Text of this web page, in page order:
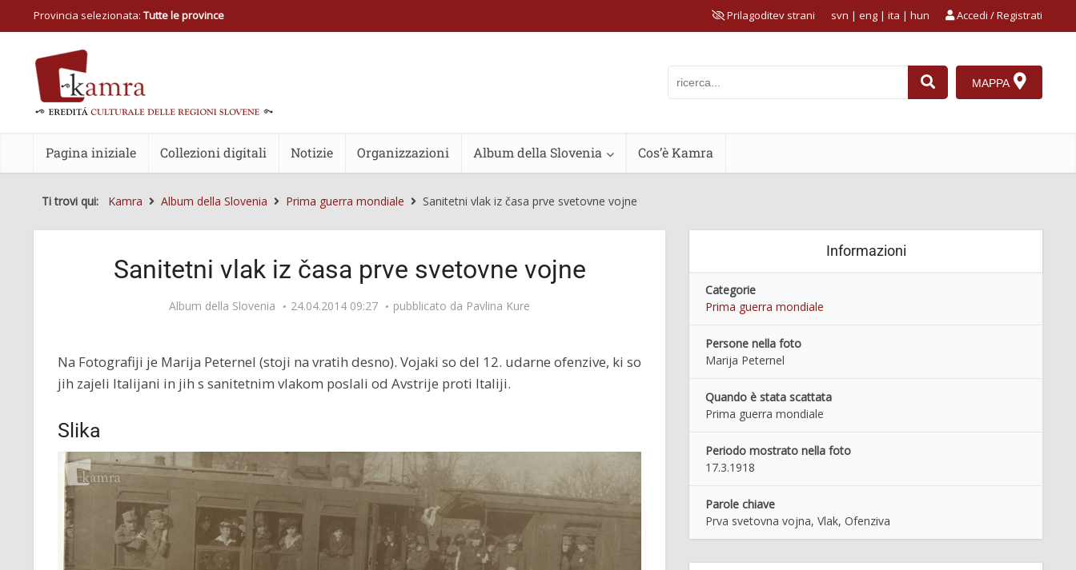
Provincia selezionata: Tutte le province Prilagoditev strani Accedi / Registrati
svn | eng | ita | hun
MAPPA
Pagina iniziale Collezioni digitali Notizie Organizzazioni Album della Slovenia Cos’è Kamra
Ti trovi qui: Kamra Album della Slovenia Prima guerra mondiale Sanitetni vlak iz časa prve svetovne vojne
Sanitetni vlak iz časa prve svetovne vojne
Album della Slovenia 24.04.2014 09:27 pubblicato da Pavlina Kure
Na Fotografiji je Marija Peternel (stoji na vratih desno). Vojaki so del 12. udarne ofenzive, ki so
jih zajeli Italijani in jih s sanitetnim vlakom poslali od Avstrije proti Italiji.
Slika
Informazioni
Categorie
Prima guerra mondiale
Persone nella foto
Marija Peternel
Quando è stata scattata
Prima guerra mondiale
Periodo mostrato nella foto
17.3.1918
Parole chiave
Prva svetovna vojna, Vlak, Ofenziva